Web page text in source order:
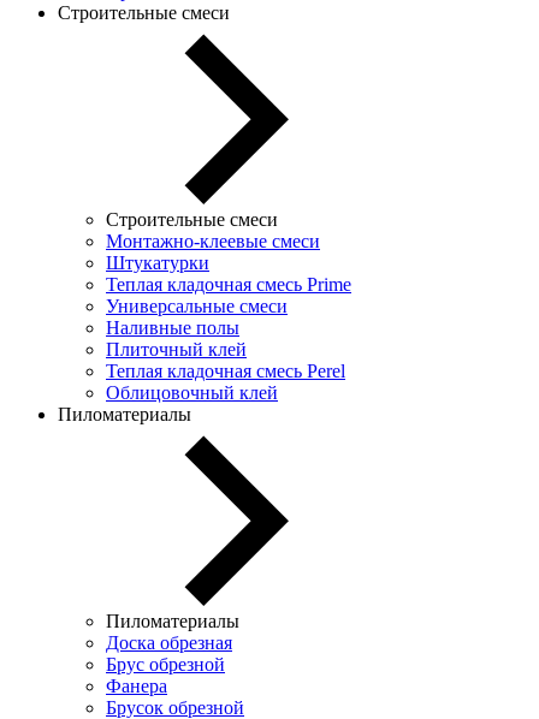
Строительные смеси
Строительные смеси
Монтажно-клеевые смеси
Штукатурки
Теплая кладочная смесь Prime
Универсальные смеси
Наливные полы
Плиточный клей
Теплая кладочная смесь Perel
Облицовочный клей
Пиломатериалы
Пиломатериалы
Доска обрезная
Брус обрезной
Фанера
Брусок обрезной